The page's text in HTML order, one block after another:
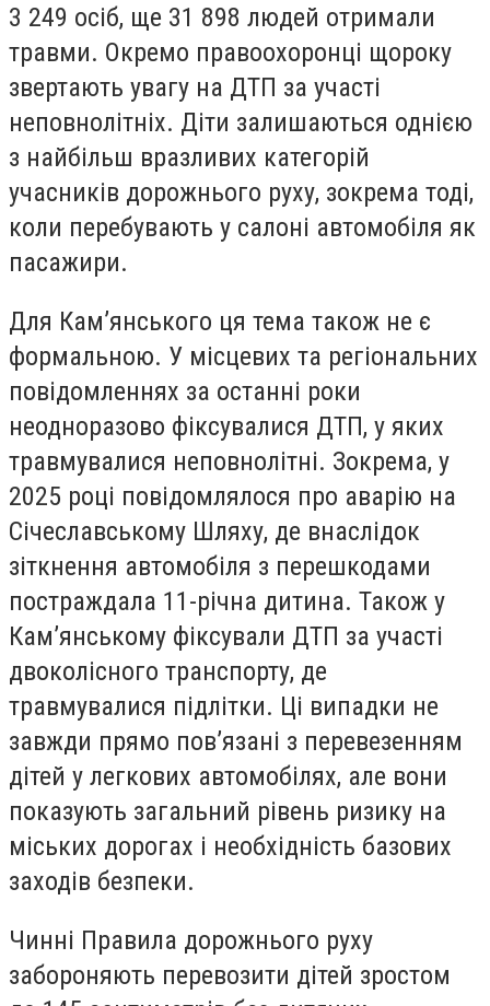
3 249 осіб, ще 31 898 людей отримали
травми. Окремо правоохоронці щороку
звертають увагу на ДТП за участі
неповнолітніх. Діти залишаються однією
з найбільш вразливих категорій
учасників дорожнього руху, зокрема тоді,
коли перебувають у салоні автомобіля як
пасажири.
Для Кам’янського ця тема також не є
формальною. У місцевих та регіональних
повідомленнях за останні роки
неодноразово фіксувалися ДТП, у яких
травмувалися неповнолітні. Зокрема, у
2025 році повідомлялося про аварію на
Січеславському Шляху, де внаслідок
зіткнення автомобіля з перешкодами
постраждала 11-річна дитина. Також у
Кам’янському фіксували ДТП за участі
двоколісного транспорту, де
травмувалися підлітки. Ці випадки не
завжди прямо пов’язані з перевезенням
дітей у легкових автомобілях, але вони
показують загальний рівень ризику на
міських дорогах і необхідність базових
заходів безпеки.
Чинні Правила дорожнього руху
забороняють перевозити дітей зростом